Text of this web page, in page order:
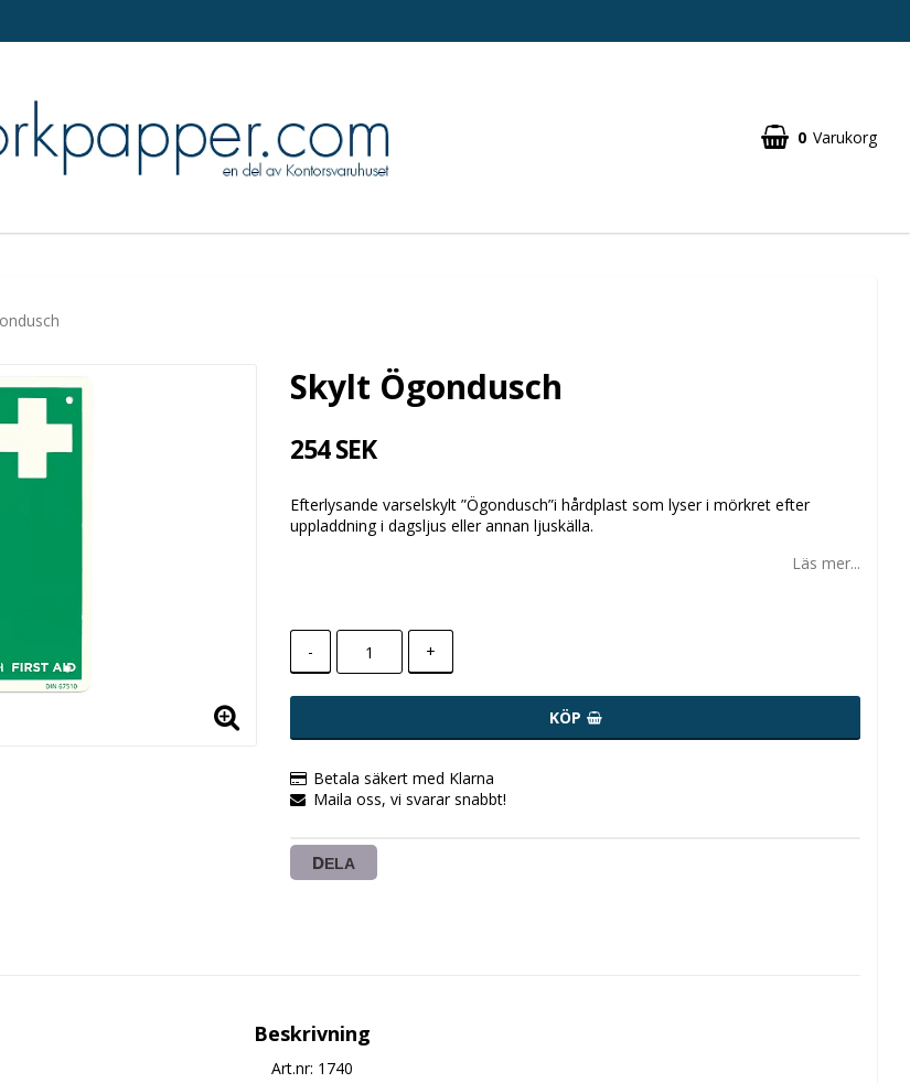
0 Varukorg
Skylt Ögondusch
254 SEK
Efterlysande varselskylt ”Ögondusch”i hårdplast som lyser i mörkret efter
uppladdning i dagsljus eller annan ljuskälla.
Läs mer...
- +
KÖP
Betala säkert med Klarna
Maila oss, vi svarar snabbt!
DELA
Beskrivning
Art.nr: 1740